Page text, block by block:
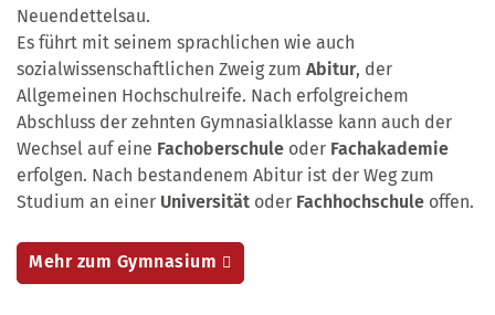
Neuendettelsau.
Es führt mit seinem sprachlichen wie auch
sozialwissenschaftlichen Zweig zum Abitur, der
Allgemeinen Hochschulreife. Nach erfolgreichem
Abschluss der zehnten Gymnasialklasse kann auch der
Wechsel auf eine Fachoberschule oder Fachakademie
erfolgen. Nach bestandenem Abitur ist der Weg zum
Studium an einer Universität oder Fachhochschule offen.
Mehr zum Gymnasium